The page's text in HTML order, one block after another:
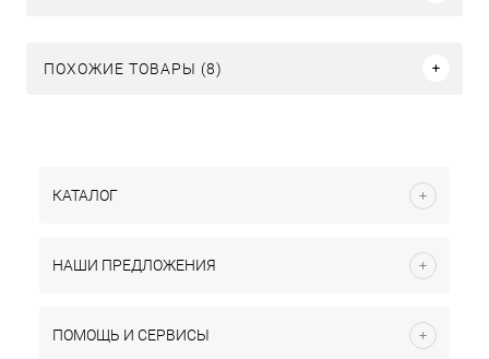
ПОХОЖИЕ ТОВАРЫ (8)
КАТАЛОГ
НАШИ ПРЕДЛОЖЕНИЯ
ПОМОЩЬ И СЕРВИСЫ